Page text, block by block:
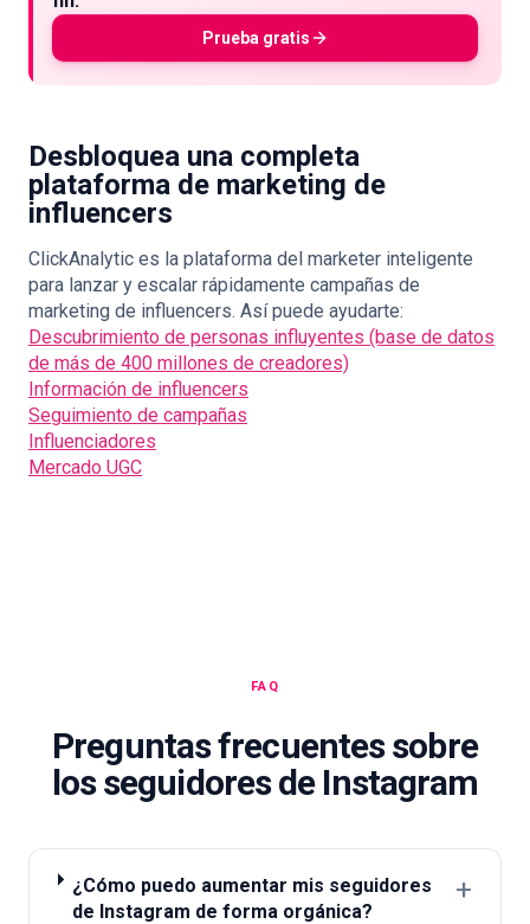
Prueba gratis
Desbloquea una completa
plataforma de marketing de
influencers
ClickAnalytic es la plataforma del marketer inteligente
para lanzar y escalar rápidamente campañas de
marketing de influencers. Así puede ayudarte:
Descubrimiento de personas influyentes (base de datos
de más de 400 millones de creadores)
Información de influencers
Seguimiento de campañas
Influenciadores
Mercado UGC
FAQ
Preguntas frecuentes sobre
los seguidores de Instagram
¿Cómo puedo aumentar mis seguidores
de Instagram de forma orgánica?
+